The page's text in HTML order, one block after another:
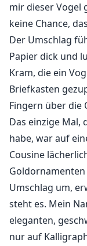
mir dieser Vogel
keine Chance,
Der Umschlag
Papier dick und
Kram, die ein
Briefkasten
Fingern über die
Das einzige Mal,
habe, war auf
Cousine
Umschlag um,
steht es. Mein
eleganten,
nur auf